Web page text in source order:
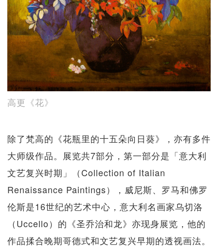
高更《花》
除了梵高的《花瓶里的十五朵向日葵》，亦有多件
大师级作品。展览共7部分，第一部分是「意大利
文艺复兴时期」（Collection of Italian
Renaissance Paintings），威尼斯、罗马和佛罗
伦斯是16世纪的艺术中心，意大利名画家乌切洛
（Uccello）的《圣乔治和龙》亦现身展览，他的
作品揉合晚期哥德式和文艺复兴早期的透视画法。